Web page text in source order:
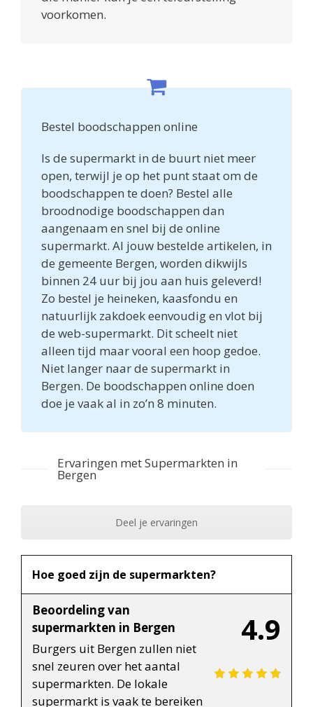
voorkomen.
Bestel boodschappen online
Is de supermarkt in de buurt niet meer
open, terwijl je op het punt staat om de
boodschappen te doen? Bestel alle
broodnodige boodschappen dan
aangenaam en snel bij de online
supermarkt. Al jouw bestelde artikelen, in
de gemeente Bergen, worden dikwijls
binnen 24 uur bij jou aan huis geleverd!
Zo bestel je heineken, kaasfondu en
natuurlijk zakdoek eenvoudig en vlot bij
de web-supermarkt. Dit scheelt niet
alleen tijd maar vooral een hoop gedoe.
Niet langer naar de supermarkt in
Bergen. De boodschappen online doen
doe je vaak al in zo’n 8 minuten.
Ervaringen met Supermarkten in
Bergen
Deel je ervaringen
Hoe goed zijn de supermarkten?
4.9
Beoordeling van
supermarkten in Bergen
Burgers uit Bergen zullen niet
snel zeuren over het aantal
supermarkten. De lokale
supermarkt is vaak te bereiken